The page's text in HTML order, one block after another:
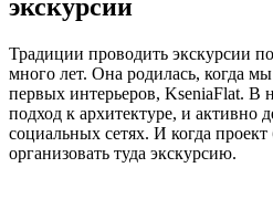
экскурсии
Традиции проводить экскурсии
много лет. Она родилась, когда
первых интерьеров, KseniaFlat. В
подход к архитектуре, и активно
социальных сетях. И когда
организовать туда экскурсию.